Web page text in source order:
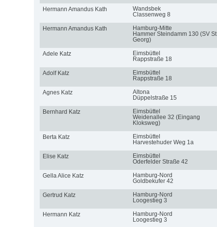
Hermann Amandus Kath
Wandsbek
Classenweg 8
Hermann Amandus Kath
Hamburg-Mitte
Hammer Steindamm 130 (SV
Georg)
Adele Katz
Eimsbüttel
Rappstraße 18
Adolf Katz
Eimsbüttel
Rappstraße 18
Agnes Katz
Altona
Düppelstraße 15
Bernhard Katz
Eimsbüttel
Weidenallee 32 (Eingang
Kloksweg)
Berta Katz
Eimsbüttel
Harvestehuder Weg 1a
Elise Katz
Eimsbüttel
Oderfelder Straße 42
Gella Alice Katz
Hamburg-Nord
Goldbekufer 42
Gertrud Katz
Hamburg-Nord
Loogestieg 3
Hermann Katz
Hamburg-Nord
Loogestieg 3